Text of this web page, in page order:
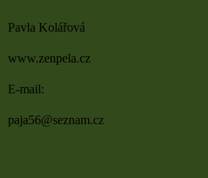
Pavla Kolářová
www.zenpela.cz
E-mail:
paja56@seznam.cz